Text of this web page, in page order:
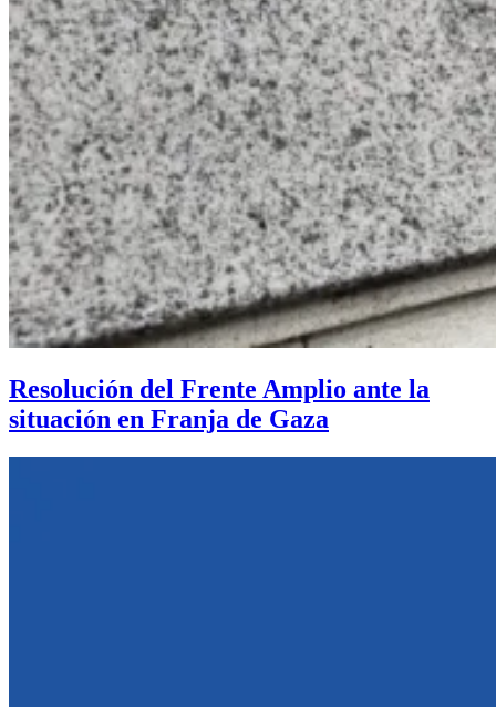
Resolución del Frente Amplio ante la
situación en Franja de Gaza